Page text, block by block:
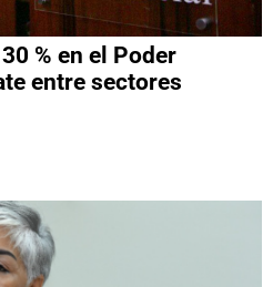
% en el Poder
entre sectores